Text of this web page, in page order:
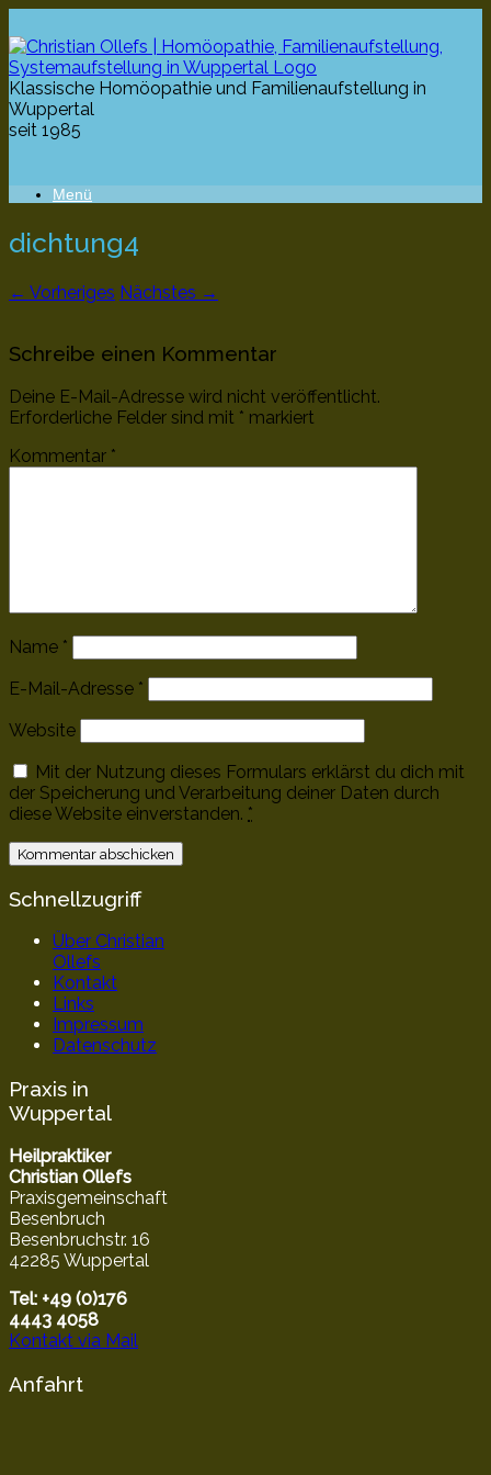
Klassische Homöopathie und Familienaufstellung in
Wuppertal
seit 1985
Menü
dichtung4
← Vorheriges Nächstes →
Schreibe einen Kommentar
Deine E-Mail-Adresse wird nicht veröffentlicht.
Erforderliche Felder sind mit * markiert
Kommentar *
Name *
E-Mail-Adresse *
Website
Mit der Nutzung dieses Formulars erklärst du dich mit
der Speicherung und Verarbeitung deiner Daten durch
diese Website einverstanden. *
Schnellzugriff
Über Christian
Ollefs
Kontakt
Links
Impressum
Datenschutz
Praxis in
Wuppertal
Heilpraktiker
Christian Ollefs
Praxisgemeinschaft
Besenbruch
Besenbruchstr. 16
42285 Wuppertal
Tel: +49 (0)176
4443 4058
Kontakt via Mail
Anfahrt